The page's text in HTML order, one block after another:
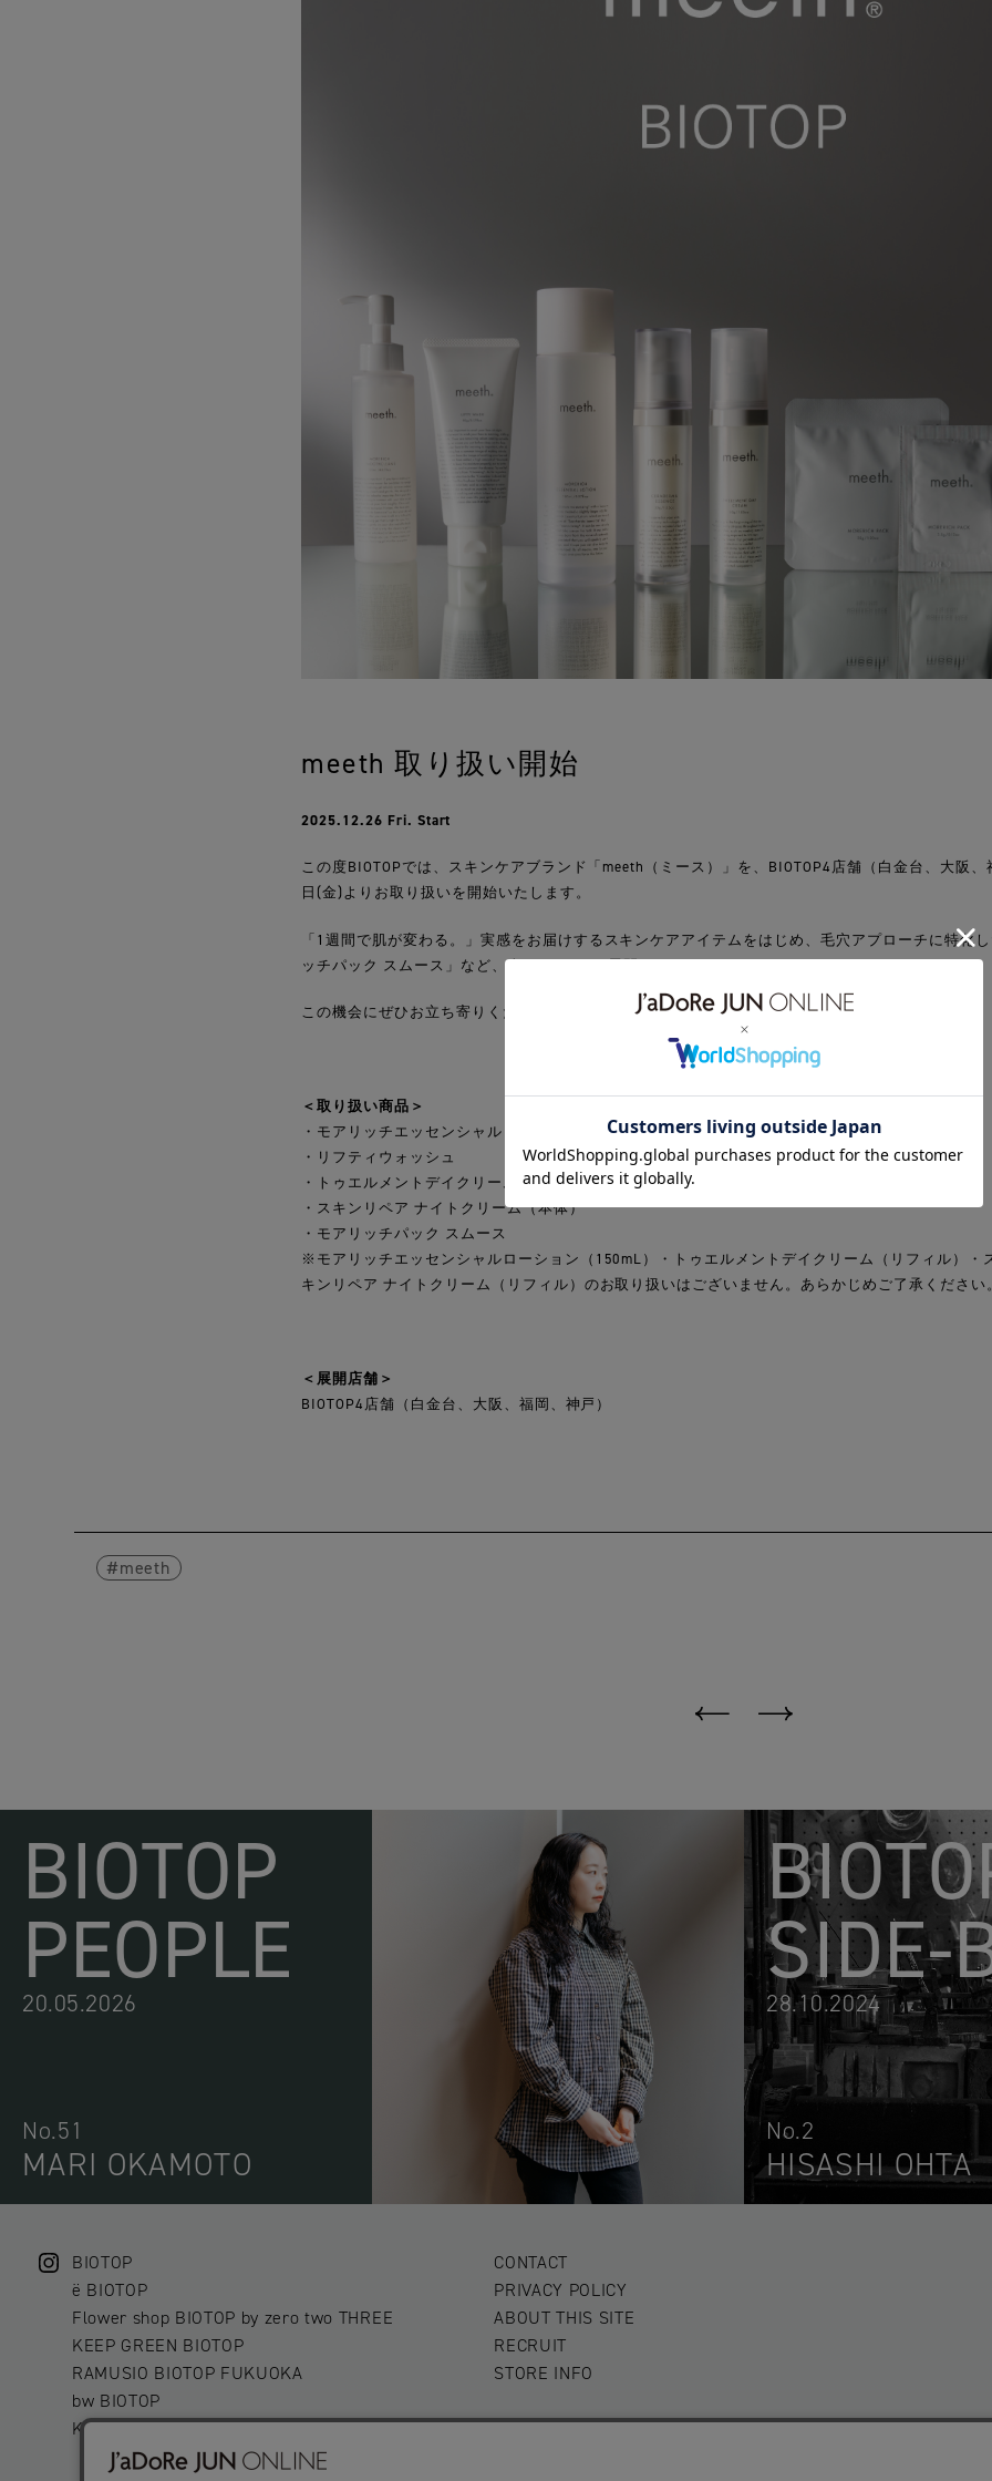
meeth 取り扱い開始
2025.12.26 Fri. Start
この度BIOTOPでは、スキンケアブランド「meeth（ミース）」を、BIOTOP4店舗（白金台、大阪
日(金)よりお取り扱いを開始いたします。
「1週間で肌が変わる。」実感をお届けするスキンケアアイテムをはじめ、毛穴アプローチに特化
ッチパック スムース」など、全5アイテムを展開いたします。
この機会にぜひお立ち寄りください。
＜取り扱い商品＞
・モアリッチエッセンシャルローション（100mL）
・リフティウォッシュ
・トゥエルメントデイクリーム（本体）
・スキンリペア ナイトクリーム（本体）
・モアリッチパック スムース
※モアリッチエッセンシャルローション（150mL）・トゥエルメントデイクリーム（リフィル）・
キンリペア ナイトクリーム（リフィル）のお取り扱いはございません。あらかじめご了承ください
＜展開店舗＞
BIOTOP4店舗（白金台、大阪、福岡、神戸）
meeth
BIOTOP
PEOPLE
20.05.2026
No.51
MARI OKAMOTO
SIDE-
28.10.2024
No.2
HISASHI OHTA
BIOTOP
ë BIOTOP
Flower shop BIOTOP by zero two THREE
KEEP GREEN BIOTOP
RAMUSIO BIOTOP FUKUOKA
bw BIOTOP
KITCHEN bw BIOTOP
CONTACT
PRIVACY POLICY
ABOUT THIS SITE
RECRUIT
STORE INFO